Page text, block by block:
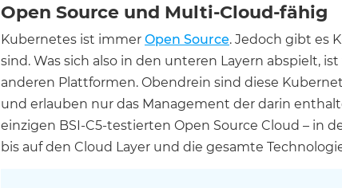
Open Source und Multi-Cloud-fähig
Kubernetes ist immer Open Source. Jedoch gibt es
sind. Was sich also in den unteren Layern abspielt,
anderen Plattformen. Obendrein sind diese
und erlauben nur das Management der darin
einzigen BSI-C5-testierten Open Source Cloud – in
bis auf den Cloud Layer und die gesamte